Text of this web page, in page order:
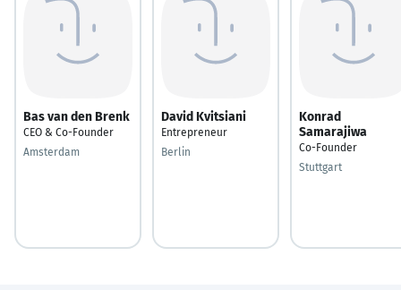
Bas van den Brenk
CEO & Co-Founder
Amsterdam
David Kvitsiani
Entrepreneur
Berlin
Konrad
Samarajiwa
Co-Founder
Stuttgart